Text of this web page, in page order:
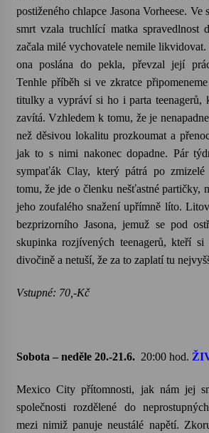
postiženého chlapce JasonaVorheese. Ve
smrt vzala truchlící matka spravedlnost
začala milé vychovatele nemile
ona poslána do pekla, převzal její
Tenhle příběh si ve zkratce
titulky a vypráví si ho i parta teenagerů,
zavítá. Vzhledem k tomu, že je
než děsivou lokalitu prozkoumat a
jak to s nimi nakonec dopadne. Pár
sympaťák Clay, který pátrá po zmizelé
tomu, že jde o členku nešťastné partičky,
jeho zoufalého snažení upřímně líto.
bezprizorního Jasona, jemuž se pod
skupinka rozjívených teenagerů, kteří
divočině a netuší, že za to zaplatí tu
Vstupné: 70,-Kč
Sobota – neděle 20.-21.6. 20:00 hod.
MexicoCity přítomnosti, jak nám jej
společnosti rozdělené do
mezi nimiž panuje neustálé napětí.